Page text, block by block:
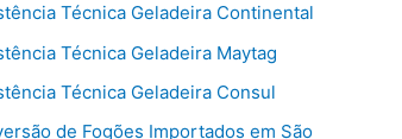
Técnica Geladeira Continental
Técnica Geladeira Maytag
Técnica Geladeira Consul
de Fogões Importados em São